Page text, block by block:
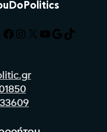
Facebook
Instagram
X YouTube
Google
TikTok